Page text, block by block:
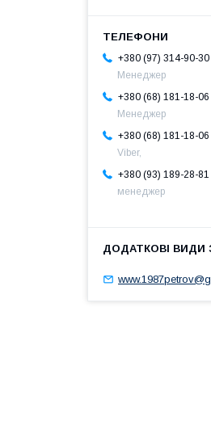
+380 (97) 314-90-30
Менеджер
+380 (68) 181-18-06
Менеджер
+380 (68) 181-18-06
Viber,
+380 (93) 189-28-81
менеджер